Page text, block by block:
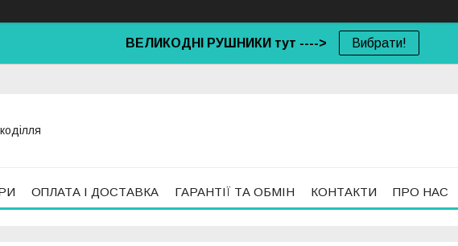
ВЕЛИКОДНІ РУШНИКИ тут ----> Вибрати!
ОПЛАТА І ДОСТАВКА ГАРАНТІЇ ТА ОБМІН КОНТАКТИ ПРО НАС